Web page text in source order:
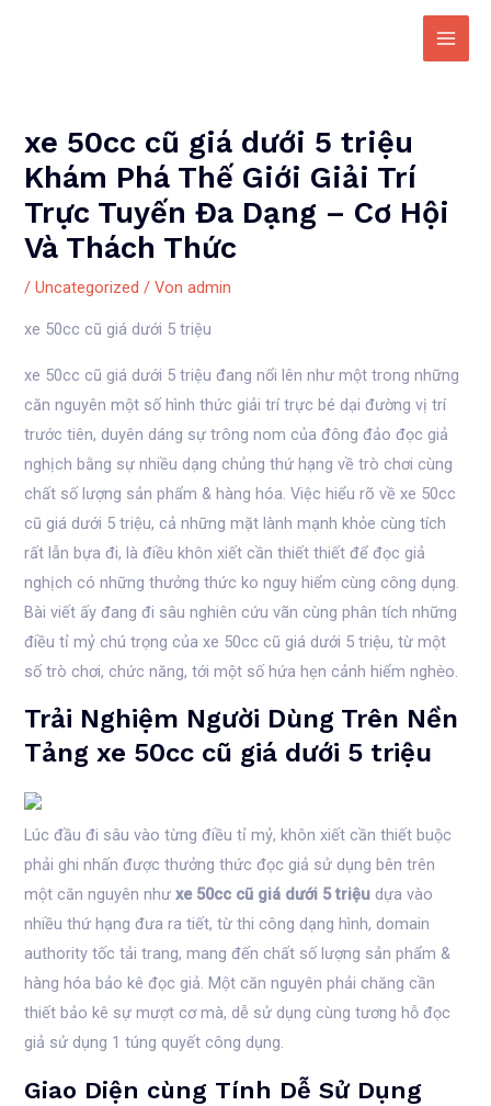
Main
xe 50cc cũ giá dưới 5 triệu
Khám Phá Thế Giới Giải Trí
Trực Tuyến Đa Dạng – Cơ Hội
Và Thách Thức
/Uncategorized / Vonadmin
xe 50cc cũ giá dưới 5 triệu
xe 50cc cũ giá dưới 5 triệu đang nổi lên như một trong những
căn nguyên một số hình thức giải trí trực bé dại đường vị trí
trước tiên, duyên dáng sự trông nom của đông đảo đọc giả
nghịch bằng sự nhiều dạng chủng thứ hạng về trò chơi cùng
chất số lượng sản phẩm & hàng hóa. Việc hiểu rõ về xe 50cc
cũ giá dưới 5 triệu, cả những mặt lành mạnh khỏe cùng tích
rất lẫn bựa đi, là điều khôn xiết cần thiết thiết để đọc giả
nghịch có những thưởng thức ko nguy hiểm cùng công dụng.
Bài viết ấy đang đi sâu nghiên cứu vãn cùng phân tích những
điều tỉ mỷ chú trọng của xe 50cc cũ giá dưới 5 triệu, từ một
số trò chơi, chức năng, tới một số hứa hẹn cảnh hiểm nghèo.
Trải Nghiệm Người Dùng Trên Nền
Tảng xe 50cc cũ giá dưới 5 triệu
Lúc đầu đi sâu vào từng điều tỉ mỷ, khôn xiết cần thiết buộc
phải ghi nhấn được thưởng thức đọc giả sử dụng bên trên
một căn nguyên nhưxe 50cc cũ giá dưới 5 triệu dựa vào
nhiều thứ hạng đưa ra tiết, từ thi công dạng hình, domain
authority tốc tải trang, mang đến chất số lượng sản phẩm &
hàng hóa bảo kê đọc giả. Một căn nguyên phải chăng cần
thiết bảo kê sự mượt cơ mà, dễ sử dụng cùng tương hỗ đọc
giả sử dụng 1 túng quyết công dụng.
Giao Diện cùng Tính Dễ Sử Dụng